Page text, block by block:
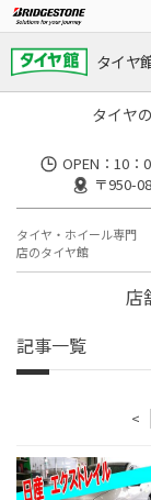
タイヤ
タイヤ
OPEN：10
〒950-
タイヤ・ホイール専門
店のタイヤ館
店
記事一覧
<